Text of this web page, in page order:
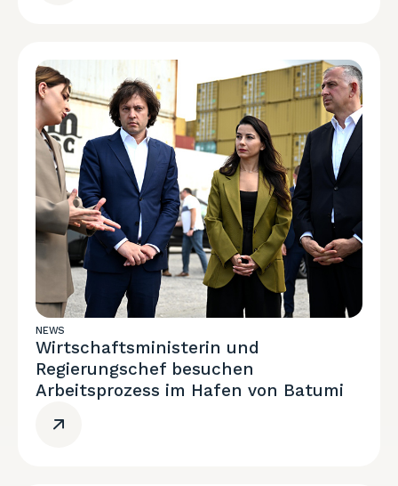
NEWS
Wirtschaftsministerin und
Regierungschef besuchen
Arbeitsprozess im Hafen von Batumi